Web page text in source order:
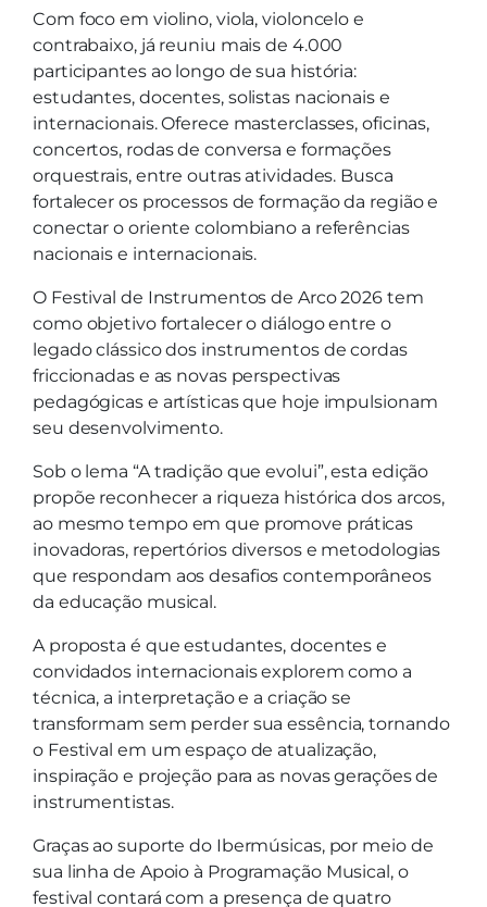
Com foco em violino, viola, violoncelo e
contrabaixo, já reuniu mais de 4.000
participantes ao longo de sua história:
estudantes, docentes, solistas nacionais e
internacionais. Oferece masterclasses, oficinas,
concertos, rodas de conversa e formações
orquestrais, entre outras atividades. Busca
fortalecer os processos de formação da região e
conectar o oriente colombiano a referências
nacionais e internacionais.
O Festival de Instrumentos de Arco 2026 tem
como objetivo fortalecer o diálogo entre o
legado clássico dos instrumentos de cordas
friccionadas e as novas perspectivas
pedagógicas e artísticas que hoje impulsionam
seu desenvolvimento.
Sob o lema “A tradição que evolui”, esta edição
propõe reconhecer a riqueza histórica dos arcos,
ao mesmo tempo em que promove práticas
inovadoras, repertórios diversos e metodologias
que respondam aos desafios contemporâneos
da educação musical.
A proposta é que estudantes, docentes e
convidados internacionais explorem como a
técnica, a interpretação e a criação se
transformam sem perder sua essência, tornando
o Festival em um espaço de atualização,
inspiração e projeção para as novas gerações de
instrumentistas.
Graças ao suporte do Ibermúsicas, por meio de
sua linha de Apoio à Programação Musical, o
festival contará com a presença de quatro